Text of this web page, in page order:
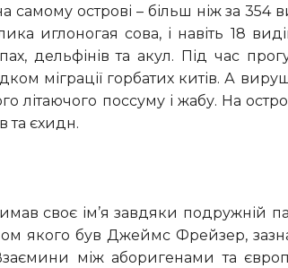
острові – більш ніж за 354
иглоногая сова, і навіть 18
дельфінів та акул. Під час
міграції горбатих китів. А
літаючого поссуму і жабу. На
та єхидн.
якого був Джеймс Фрейзер,
між аборигенами та